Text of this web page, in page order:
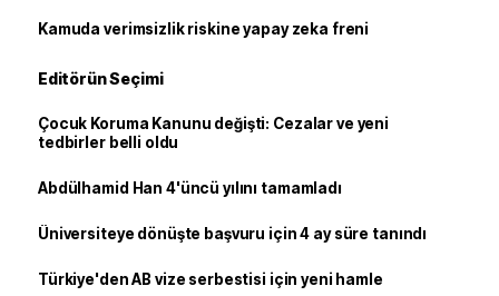
Kamuda verimsizlik riskine yapay zeka freni
Editörün Seçimi
Çocuk Koruma Kanunu değişti: Cezalar ve yeni
tedbirler belli oldu
Abdülhamid Han 4'üncü yılını tamamladı
Üniversiteye dönüşte başvuru için 4 ay süre tanındı
Türkiye'den AB vize serbestisi için yeni hamle